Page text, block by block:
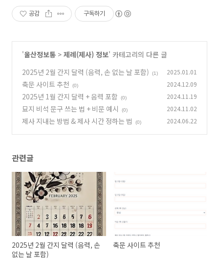
공감 구독하기
'울산정보통 > 제례(제사) 정보' 카테고리의 다른 글
2025년 2월 간지 달력 (음력, 손 없는 날 포함)
(1) 2025.01.01
축문 사이트 추천 (0) 2024.12.09
2025년 1월 간지 달력 + 음력 포함 (0) 2024.11.19
묘지 비석 문구 쓰는 법 + 비문 예시 (0) 2024.11.02
제사 지내는 방법 & 제사 시간 정하는 법 (0) 2024.06.22
관련글
2025년 2월 간지 달력 (음력, 손
없는 날 포함)
축문 사이트 추천